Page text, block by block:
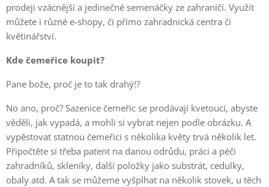
prodeji vzácnější a jedinečné semenáčky ze zahraničí. Využít
můžete i různé e-shopy, či přímo zahradnická centra či
květinářství.
Kde čemeřice koupit?
Pane bože, proč je to tak drahý!?
No ano, proč? Sazenice čemeřic se prodávají kvetoucí, abyste
věděli, jak vypadá, a mohli si vybrat nejen podle obrázku. A
vypěstovat statnou čemeřici s několika květy trvá několik let.
Připočtěte si třeba patent na danou odrůdu, práci a péči
zahradníků, skleníky, další položky jako substrát, cedulky,
obaly atd. A tak se můžeme vyšplhat na několik stovek, u těch